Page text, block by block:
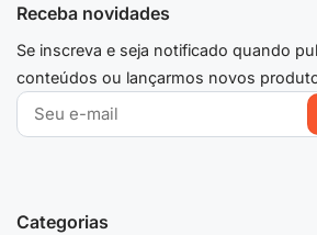
Categorias
Receba novidades
Se inscreva e seja notificado quando
conteúdos ou lançarmos novos